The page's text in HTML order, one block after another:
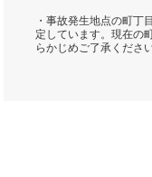
・事故発生地点の町丁
定しています。現在の
らかじめご了承ください